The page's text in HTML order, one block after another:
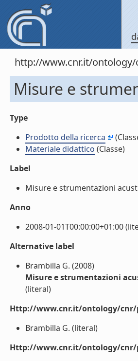
http://www.cnr.it/
Misure e
Type
Prodotto della ricerca
Materiale didattico (Classe)
Label
Misure e strumentazioni
Anno
2008-01-01T00:00:00+01:00
Alternative label
Brambilla G. (2008)
Misure e strumentazioni
(literal)
Http://www.cnr.it/ontology/
Brambilla G. (literal)
Http://www.cnr.it/ontology/